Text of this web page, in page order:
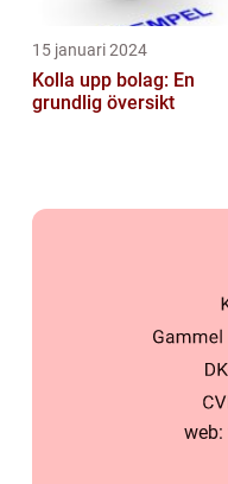
15 januari 2024
Kolla upp bolag: En
grundlig översikt
web: